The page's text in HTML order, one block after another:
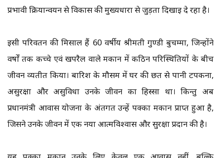
प्रभावी क्रियान्वयन से विकास की मुख्यधारा से जुड़ता दिखाई दे रहा है।
इसी परिवर्तन की मिसाल हैं 60 वर्षीय श्रीमती गुण्डी बुचम्मा, जिन्होंने
वर्षों तक कच्चे एवं खपरैल वाले मकान में कठिन परिस्थितियों के बीच
जीवन व्यतीत किया। बारिश के मौसम में घर की छत से पानी टपकना,
असुरक्षा और असुविधा उनके जीवन का हिस्सा था। किन्तु अब
प्रधानमंत्री आवास योजना के अंतर्गत उन्हें पक्का मकान प्राप्त हुआ है,
जिसने उनके जीवन में एक नया आत्मविश्वास और सुरक्षा प्रदान की है।